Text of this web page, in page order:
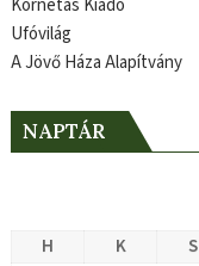
Kornétás Kiadó
Ufóvilág
A Jövő Háza Alapítvány
NAPTÁR
H K S